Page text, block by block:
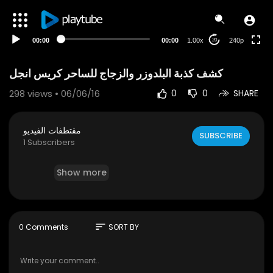
00:00 00:00 1.00x 20 240p
كشف كذبة البلدوزر والزجاج للساحر كريس انجل
298 views • 06/06/16 0 0 SHARE
مقتطفات الفيديو
1 Subscribers
SUBSCRIBE
Show more
0 Comments sort SORT BY